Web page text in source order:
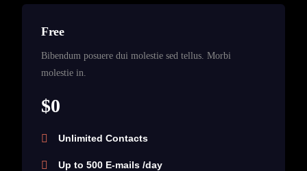
Free
Bibendum posuere dui molestie sed tellus. Morbi
molestie in.
$0
Unlimited Contacts
Up to 500 E-mails /day